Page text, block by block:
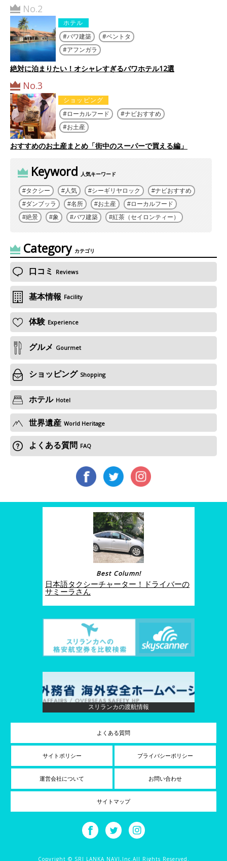
No.2
ホテル
バワ建築
ベントタ
アフンガラ
絶対に泊まりたい！オシャレすぎるバワホテル12選
No.3
ショッピング
ローカルフード
ナビおすすめ
お土産
おすすめのお土産まとめ「街中のスーパーで買える編」
Keyword 人気キーワード
タクシー 人気 シーギリヤロック
ナビおすすめ
ダンブッラ
名所 お土産
ローカルフード
絶景
象 バワ建築 紅茶（セイロンティー）
Category カテゴリ
口コミ Reviews
基本情報 Facility
体験 Experience
グルメ Gourmet
ショッピング Shopping
ホテル Hotel
世界遺産 World Heritage
よくある質問 FAQ
Best Column!
日本語タクシーチャーター！ドライバーの
サミーラさん
スリランカの渡航情報
よくある質問
サイトポリシー プライバシーポリシー
運営会社について お問い合わせ
サイトマップ
Copyright © SRI LANKA NAVI,Inc.All Rights Reserved.